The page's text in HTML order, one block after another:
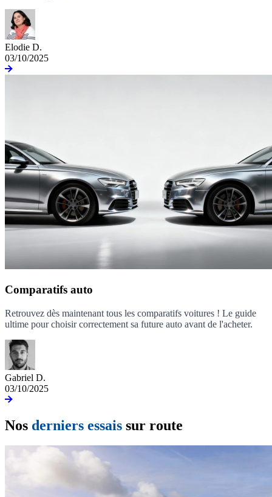
Elodie D.
03/10/2025
Comparatifs auto
Retrouvez dès maintenant tous les comparatifs voitures ! Le guide
ultime pour choisir correctement sa future auto avant de l'acheter.
Gabriel D.
03/10/2025
Nos derniers essais sur route